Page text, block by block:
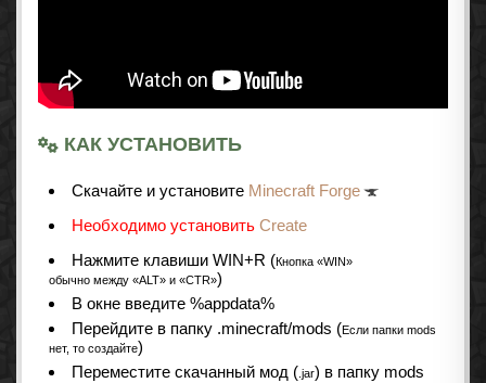
КАК УСТАНОВИТЬ
Cкачайте и установите Minecraft Forge
Необходимо установить Create
Нажмите клавиши WIN+R (Кнопка «WIN»
обычно между «ALT» и «CTR»)
В окне введите %appdata%
Перейдите в папку .minecraft/mods (Если папки mods
нет, то создайте)
Переместите скачанный мод ( .jar) в папку mods